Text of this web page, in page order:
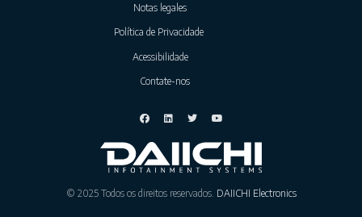
Notas legales
Política de Privacidade
Acessibilidade
Contate-nos
© 2025 Todos os direitos reservados. DAIICHI Electronics